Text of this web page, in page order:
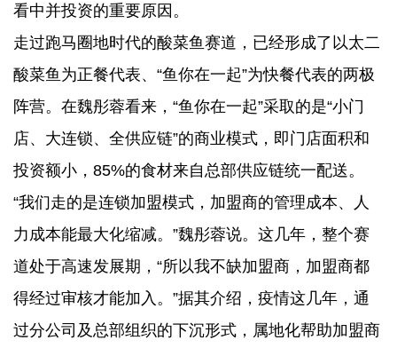
看中并投资的重要原因。
走过跑马圈地时代的酸菜鱼赛道，已经形成了以太二
酸菜鱼为正餐代表、“鱼你在一起”为快餐代表的两极
阵营。在魏彤蓉看来，“鱼你在一起”采取的是“小门
店、大连锁、全供应链”的商业模式，即门店面积和
投资额小，85%的食材来自总部供应链统一配送。
“我们走的是连锁加盟模式，加盟商的管理成本、人
力成本能最大化缩减。”魏彤蓉说。这几年，整个赛
道处于高速发展期，“所以我不缺加盟商，加盟商都
得经过审核才能加入。”据其介绍，疫情这几年，通
过分公司及总部组织的下沉形式，属地化帮助加盟商